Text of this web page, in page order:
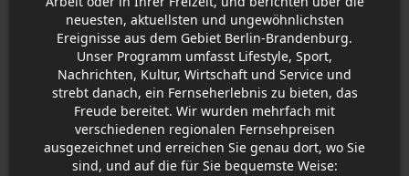
neuesten, aktuellsten und ungewöhnlichsten
Ereignisse aus dem Gebiet Berlin-Brandenburg.
Unser Programm umfasst Lifestyle, Sport,
Nachrichten, Kultur, Wirtschaft und Service und
strebt danach, ein Fernseherlebnis zu bieten, das
Freude bereitet. Wir wurden mehrfach mit
verschiedenen regionalen Fernsehpreisen
ausgezeichnet und erreichen Sie genau dort, wo Sie
sind, und auf die für Sie bequemste Weise: